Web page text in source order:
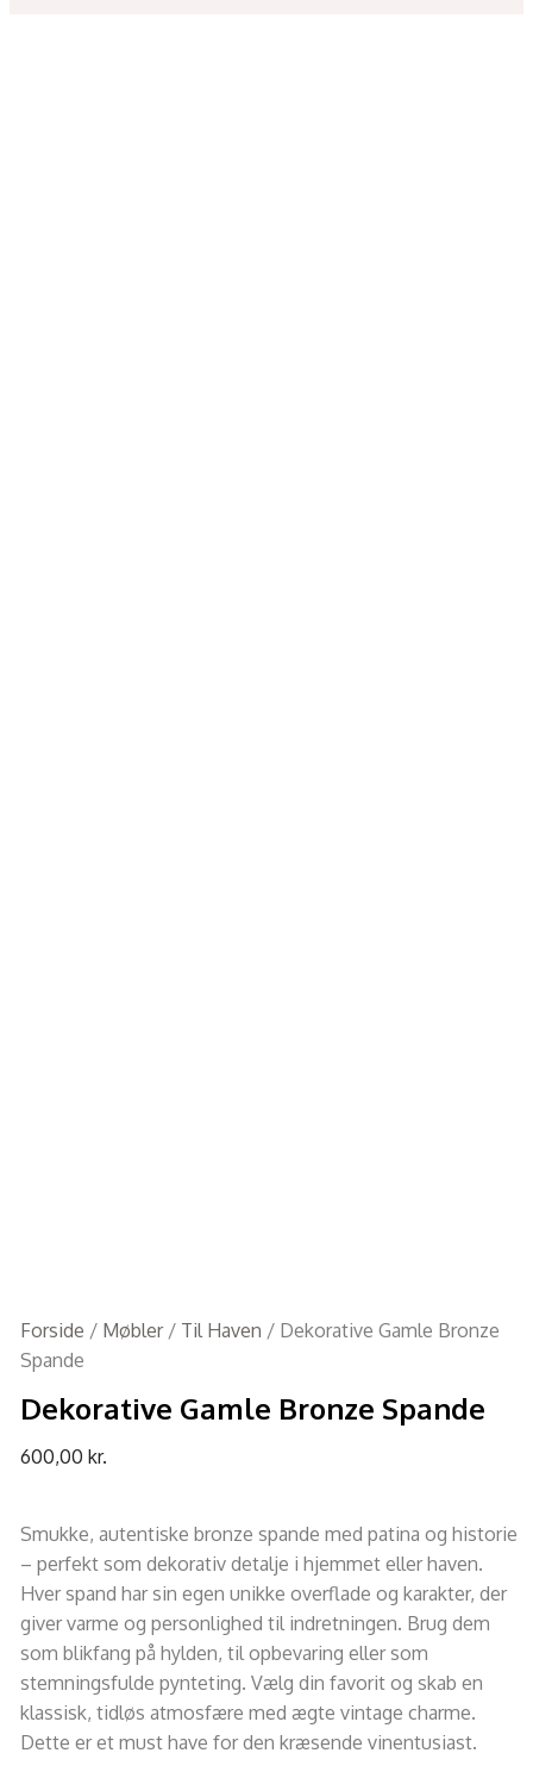
Forside / Møbler/ Til Haven / Dekorative Gamle Bronze
Spande
Dekorative Gamle Bronze Spande
600,00 kr.
Smukke, autentiske bronze spande med patina og historie
– perfekt som dekorativ detalje i hjemmet eller haven.
Hver spand har sin egen unikke overflade og karakter, der
giver varme og personlighed til indretningen. Brug dem
som blikfang på hylden, til opbevaring eller som
stemningsfulde pynteting. Vælg din favorit og skab en
klassisk, tidløs atmosfære med ægte vintage charme.
Dette er et must have for den kræsende vinentusiast.